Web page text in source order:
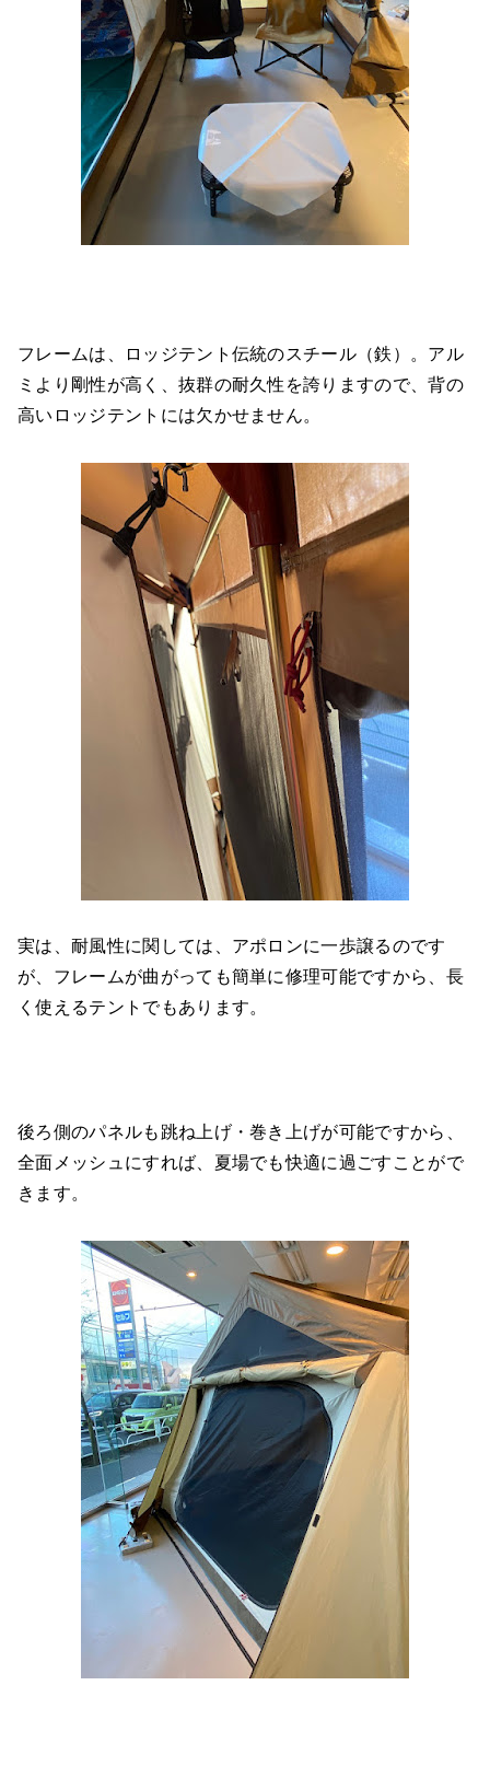
フレームは、ロッジテント伝統のスチール（鉄）。アル
ミより剛性が高く、抜群の耐久性を誇りますので、背の
高いロッジテントには欠かせません。
実は、耐風性に関しては、アポロンに一歩譲るのです
が、フレームが曲がっても簡単に修理可能ですから、長
く使えるテントでもあります。
後ろ側のパネルも跳ね上げ・巻き上げが可能ですから、
全面メッシュにすれば、夏場でも快適に過ごすことがで
きます。